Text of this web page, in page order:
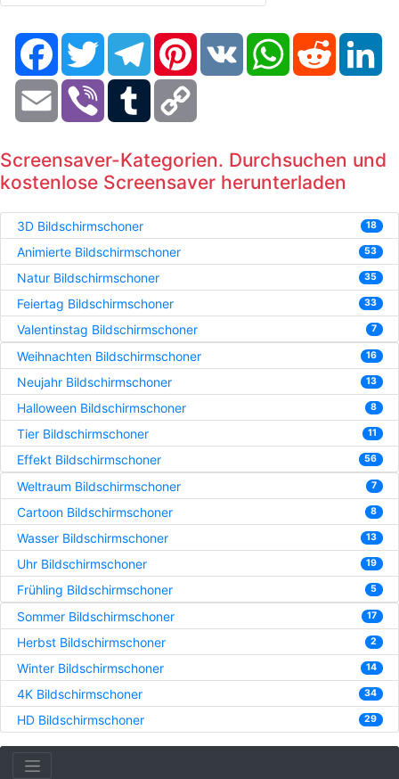
FacebookTwitter TelegramPinterestVK WhatsAppReddit
Email Viber Tumblr
Screensaver-Kategorien. Durchsuchen und
kostenlose Screensaver herunterladen
3D Bildschirmschoner 18
Animierte Bildschirmschoner 53
Natur Bildschirmschoner 35
Feiertag Bildschirmschoner 33
Valentinstag Bildschirmschoner 7
Weihnachten Bildschirmschoner 16
Neujahr Bildschirmschoner 13
Halloween Bildschirmschoner 8
Tier Bildschirmschoner 11
Effekt Bildschirmschoner 56
Weltraum Bildschirmschoner 7
Cartoon Bildschirmschoner 8
Wasser Bildschirmschoner 13
Uhr Bildschirmschoner 19
Frühling Bildschirmschoner 5
Sommer Bildschirmschoner 17
Herbst Bildschirmschoner 2
Winter Bildschirmschoner 14
4K Bildschirmschoner 34
HD Bildschirmschoner 29